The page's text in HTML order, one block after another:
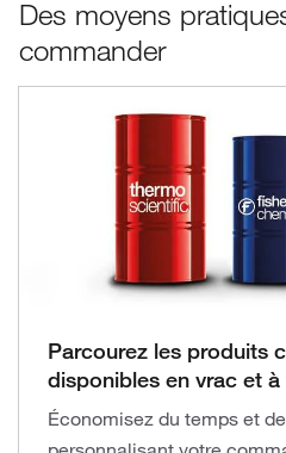
Des moyens
commander
Parcourez les produits
disponibles en vrac et
Économisez du temps et